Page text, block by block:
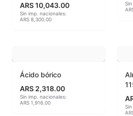
Ladrillos aislantes para
Maquinarias
Material de laboratorio
ARS 10,043.00
Sin imp. nacionales:
ARS 8,300.00
Ácido bórico
ARS 2,318.00
Sin imp. nacionales:
ARS 1,916.00